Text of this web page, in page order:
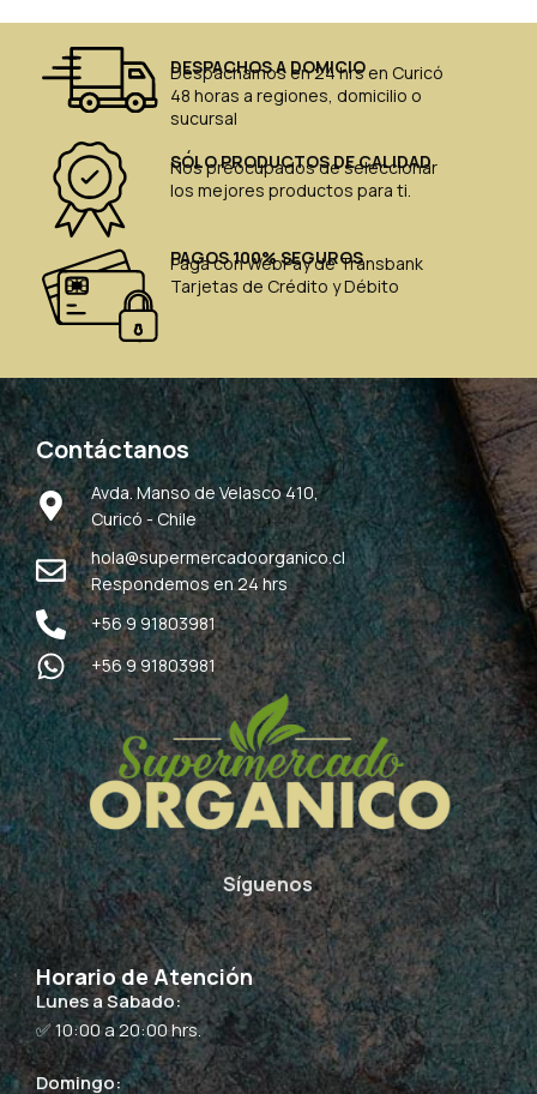
DESPACHOS A DOMICIO
Despachamos en 24 hrs en Curicó
48 horas a regiones, domicilio o
sucursal
SÓLO PRODUCTOS DE CALIDAD
Nos preocupados de seleccionar
los mejores productos para ti.
PAGOS 100% SEGUROS
Paga con WebPay de Transbank
Tarjetas de Crédito y Débito
Contáctanos
Avda. Manso de Velasco 410,
Curicó - Chile
hola@supermercadoorganico.cl
Respondemos en 24 hrs
+56 9 91803981
+56 9 91803981
Síguenos
Horario de Atención
Lunes a Sabado:
✅ 10:00 a 20:00 hrs.
Domingo: